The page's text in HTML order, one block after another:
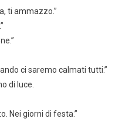
ti ammazzo.”
ci saremo calmati tutti.”
di luce.
Nei giorni di festa.”